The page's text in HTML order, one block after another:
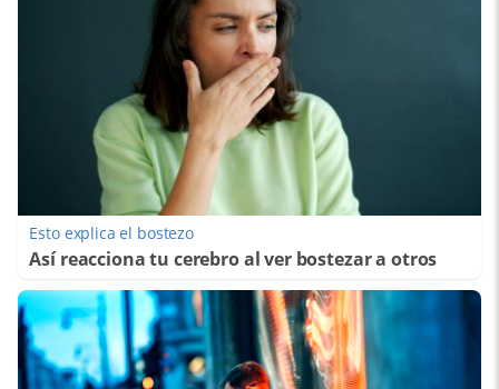
Esto explica el bostezo
Así reacciona tu cerebro al ver bostezar a otros